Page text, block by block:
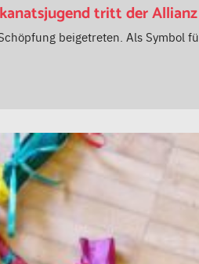
tritt der
beigetreten. Als Symbol